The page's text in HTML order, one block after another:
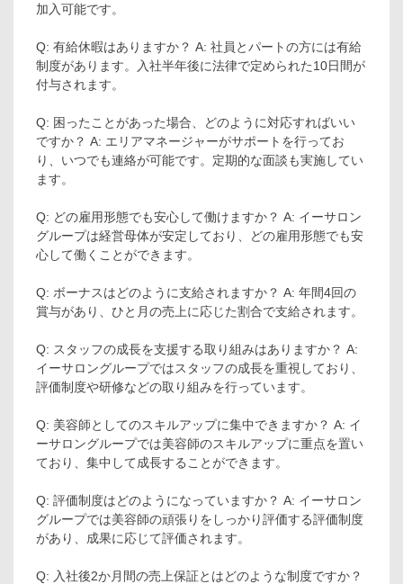
加入可能です。
Q: 有給休暇はありますか？ A: 社員とパートの方には有給
制度があります。入社半年後に法律で定められた10日間が
付与されます。
Q: 困ったことがあった場合、どのように対応すればいい
ですか？ A: エリアマネージャーがサポートを行ってお
り、いつでも連絡が可能です。定期的な面談も実施してい
ます。
Q: どの雇用形態でも安心して働けますか？ A: イーサロン
グループは経営母体が安定しており、どの雇用形態でも安
心して働くことができます。
Q: ボーナスはどのように支給されますか？ A: 年間4回の
賞与があり、ひと月の売上に応じた割合で支給されます。
Q: スタッフの成長を支援する取り組みはありますか？ A:
イーサロングループではスタッフの成長を重視しており、
評価制度や研修などの取り組みを行っています。
Q: 美容師としてのスキルアップに集中できますか？ A: イ
ーサロングループでは美容師のスキルアップに重点を置い
ており、集中して成長することができます。
Q: 評価制度はどのようになっていますか？ A: イーサロン
グループでは美容師の頑張りをしっかり評価する評価制度
があり、成果に応じて評価されます。
Q: 入社後2か月間の売上保証とはどのような制度ですか？